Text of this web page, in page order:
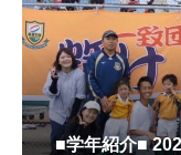
■学年紹介■